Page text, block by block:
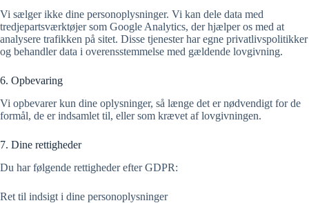
Vi sælger ikke dine personoplysninger. Vi kan dele data med
tredjepartsværktøjer som Google Analytics, der hjælper os med at
analysere trafikken på sitet. Disse tjenester har egne privatlivspolitikker
og behandler data i overensstemmelse med gældende lovgivning.
6. Opbevaring
Vi opbevarer kun dine oplysninger, så længe det er nødvendigt for de
formål, de er indsamlet til, eller som krævet af lovgivningen.
7. Dine rettigheder
Du har følgende rettigheder efter GDPR:
Ret til indsigt i dine personoplysninger